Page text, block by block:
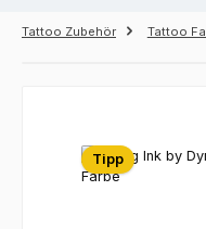
Tattoo Zubehör Tattoo
Tipp